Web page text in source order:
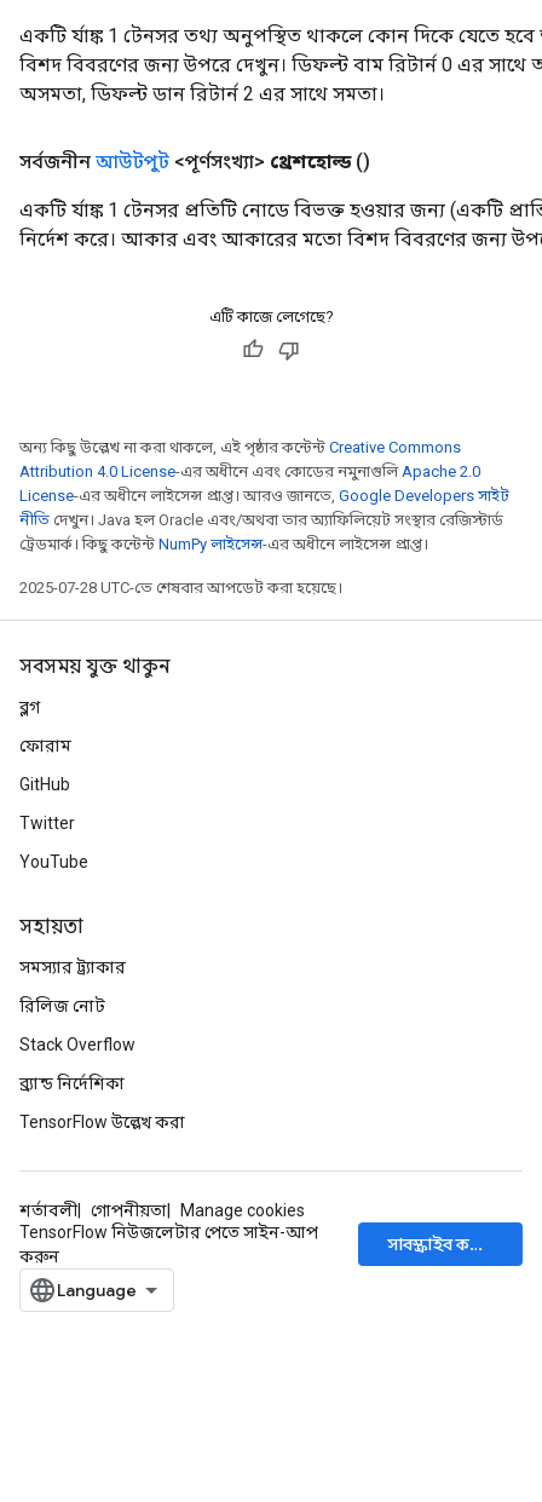
একটি র্যাঙ্ক 1 টেনসর তথ্য অনুপস্থিত থাকলে কোন দিকে যেতে
বিশদ বিবরণের জন্য উপরে দেখুন। ডিফল্ট বাম রিটার্ন 0 এর সাথে
অসমতা, ডিফল্ট ডান রিটার্ন 2 এর সাথে সমতা।
সর্বজনীন আউটপুট <পূর্ণসংখ্যা> থ্রেশহোল্ড ()
একটি র্যাঙ্ক 1 টেনসর প্রতিটি নোডে বিভক্ত হওয়ার জন্য (একটি
নির্দেশ করে। আকার এবং আকারের মতো বিশদ বিবরণের জন্য
এটি কাজে লেগেছে?
অন্য কিছু উল্লেখ না করা থাকলে, এই পৃষ্ঠার কন্টেন্ট Creative Commons
Attribution 4.0 License-এর অধীনে এবং কোডের নমুনাগুলিApache 2.0
License-এর অধীনে লাইসেন্স প্রাপ্ত। আরও জানতে, Google Developers সাইট
নীতি দেখুন। Java হল Oracle এবং/অথবা তার অ্যাফিলিয়েট সংস্থার রেজিস্টার্ড
ট্রেডমার্ক। কিছু কন্টেন্ট NumPy লাইসেন্স-এর অধীনে লাইসেন্স প্রাপ্ত।
2025-07-28 UTC-তে শেষবার আপডেট করা হয়েছে।
সবসময় যুক্ত থাকুন
ব্লগ
ফোরাম
GitHub
Twitter
YouTube
সহায়তা
সমস্যার ট্র্যাকার
রিলিজ নোট
Stack Overflow
ব্র্যান্ড নির্দেশিকা
TensorFlow উল্লেখ করা
শর্তাবলী গোপনীয়তা
Manage cookies
TensorFlow নিউজলেটার পেতে সাইন-আপ
করুন
সাবস্ক্রাইব করুন